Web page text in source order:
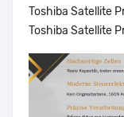
Toshiba Satellite
Toshiba Satellite